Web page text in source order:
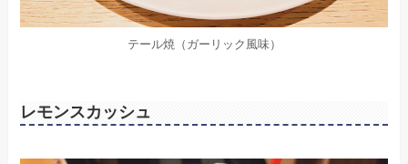
テール焼（ガーリック風味）
レモンスカッシュ